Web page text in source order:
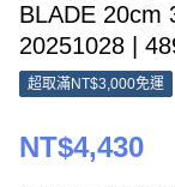
BLADE 20cm
20251028 |
超取滿NT$3,000免運
NT$4,430